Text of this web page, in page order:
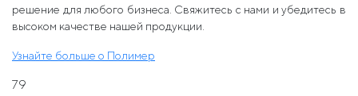
решение для любого бизнеса. Свяжитесь с нами и убедитесь в
высоком качестве нашей продукции.
Узнайте больше о Полимер
79